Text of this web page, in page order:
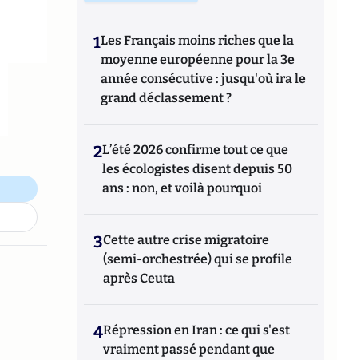
1Les Français moins riches que la
moyenne européenne pour la 3e
année consécutive : jusqu'où ira le
grand déclassement ?
2L’été 2026 confirme tout ce que
les écologistes disent depuis 50
ans : non, et voilà pourquoi
3Cette autre crise migratoire
(semi-orchestrée) qui se profile
après Ceuta
4Répression en Iran : ce qui s'est
vraiment passé pendant que